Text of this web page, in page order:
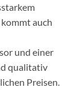
auch
und einer
qualitativ
Preisen.